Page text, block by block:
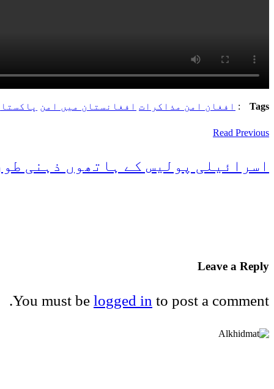
Tags
: افغان امن مذاکرات افغانستان میں امن
Read Previous
اسرائیلی پولیس کے ہاتھوں ذہنی
Leave a Reply
You must be logged in to post a comment.